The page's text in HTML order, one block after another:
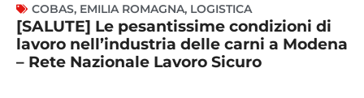
COBAS, EMILIA ROMAGNA, LOGISTICA
[SALUTE] Le pesantissime condizioni di
lavoro nell’industria delle carni a Modena
– Rete Nazionale Lavoro Sicuro